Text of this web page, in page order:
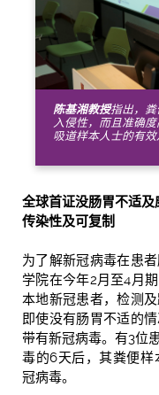
陈基湘教授指出，
入侵性，而且准确
吸道样本人士的有效
全球首证没肠胃不适及
传染性及可复制
为了解新冠病毒在患
学院在今年2月至4月
本地新冠患者，检测
即使没有肠胃不适的
带有新冠病毒。有3位
毒的6天后，其粪便
冠病毒。